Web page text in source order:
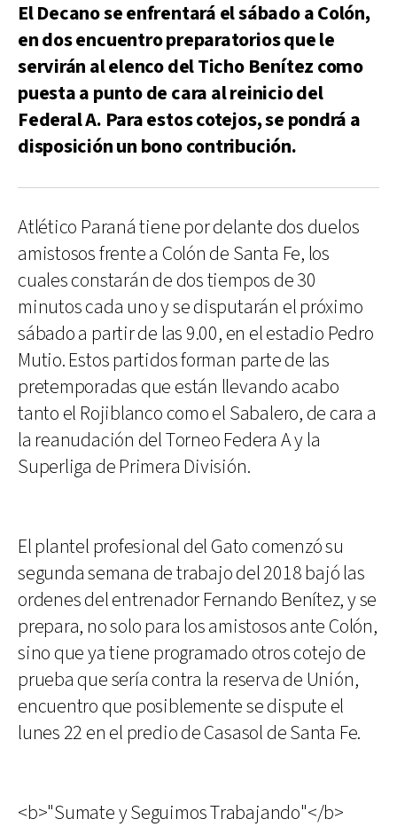
El Decano se enfrentará el sábado a Colón,
en dos encuentro preparatorios que le
servirán al elenco del Ticho Benítez como
puesta a punto de cara al reinicio del
Federal A. Para estos cotejos, se pondrá a
disposición un bono contribución.
Atlético Paraná tiene por delante dos duelos
amistosos frente a Colón de Santa Fe, los
cuales constarán de dos tiempos de 30
minutos cada uno y se disputarán el próximo
sábado a partir de las 9.00, en el estadio Pedro
Mutio. Estos partidos forman parte de las
pretemporadas que están llevando acabo
tanto el Rojiblanco como el Sabalero, de cara a
la reanudación del Torneo Federa A y la
Superliga de Primera División.
El plantel profesional del Gato comenzó su
segunda semana de trabajo del 2018 bajó las
ordenes del entrenador Fernando Benítez, y se
prepara, no solo para los amistosos ante Colón,
sino que ya tiene programado otros cotejo de
prueba que sería contra la reserva de Unión,
encuentro que posiblemente se dispute el
lunes 22 en el predio de Casasol de Santa Fe.
<b>"Sumate y Seguimos Trabajando"</b>